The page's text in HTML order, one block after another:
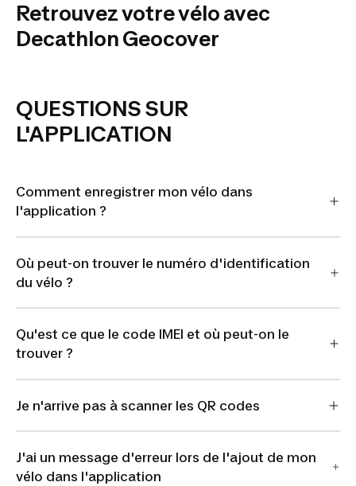
Retrouvez votre vélo avec
Decathlon Geocover
Témoignage
QUESTIONS SUR
L'APPLICATION
Comment enregistrer mon vélo dans
l'application ?
Où peut-on trouver le numéro d'identification
du vélo ?
Qu'est ce que le code IMEI et où peut-on le
trouver ?
Je n'arrive pas à scanner les QR codes
J'ai un message d'erreur lors de l'ajout de mon
vélo dans l'application